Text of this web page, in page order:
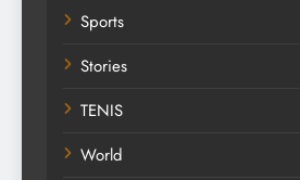
Sports
Stories
TENIS
World